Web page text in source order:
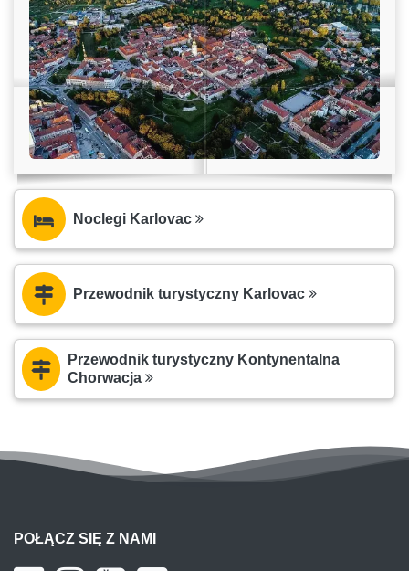
Noclegi Karlovac
Przewodnik turystyczny Karlovac
Przewodnik turystyczny Kontynentalna
Chorwacja
POŁĄCZ SIĘ Z NAMI